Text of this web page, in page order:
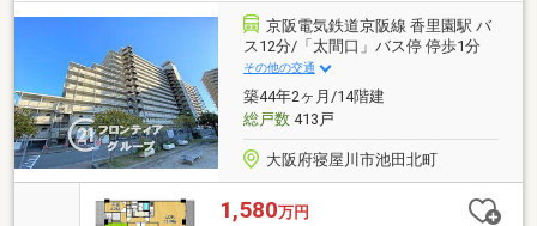
京阪電気鉄道京阪線 香里園駅 バ
ス12分/「太間口」バス停 停歩1分
その他の交通
築44年2ヶ月/14階建
総戸数413戸
大阪府寝屋川市池田北町
1,580万円